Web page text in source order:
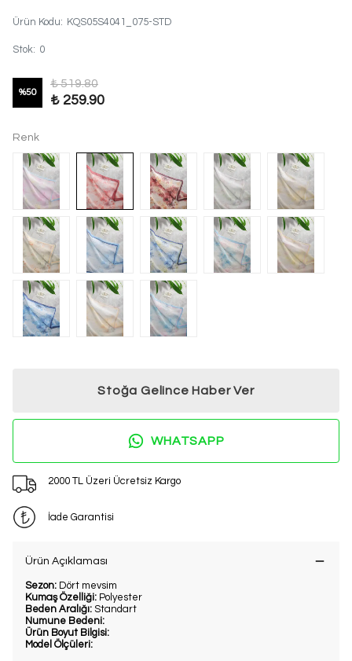
Ürün Kodu: KQS05S4041_075-STD
Stok: 0
%50
₺ 519.80
₺ 259.90
Renk
Stoğa Gelince Haber Ver
WHATSAPP
2000 TL Üzeri Ücretsiz Kargo
İade Garantisi
Ürün Açıklaması
Sezon: Dört mevsim
Kumaş Özelliği: Polyester
Beden Aralığı: Standart
Numune Bedeni:
Ürün Boyut Bilgisi:
Model Ölçüleri: